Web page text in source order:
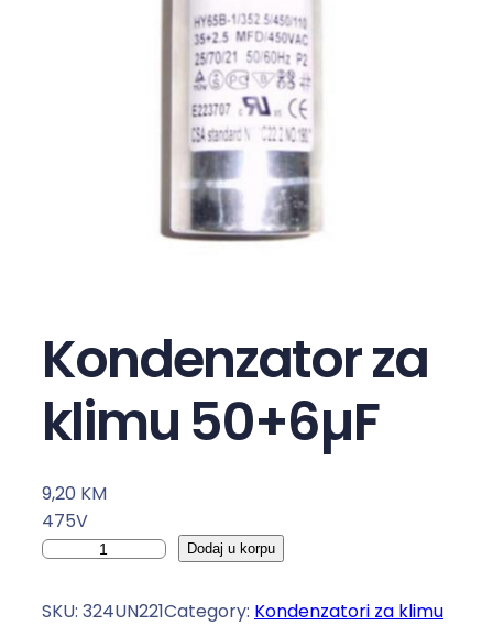
Kondenzator za
klimu 50+6µF
9,20 KM
475V
K
n
Dodaj u korpu
SKU: 324UN221Category: Kondenzatori za klimu